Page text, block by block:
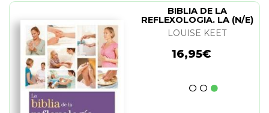
BIBLIA DE LA
REFLEXOLOGIA. LA (N/E)
LOUISE KEET
16,95€